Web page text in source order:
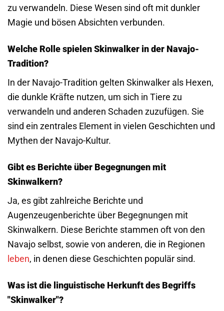
zu verwandeln. Diese Wesen sind oft mit dunkler
Magie und bösen Absichten verbunden.
Welche Rolle spielen Skinwalker in der Navajo-
Tradition?
In der Navajo-Tradition gelten Skinwalker als Hexen,
die dunkle Kräfte nutzen, um sich in Tiere zu
verwandeln und anderen Schaden zuzufügen. Sie
sind ein zentrales Element in vielen Geschichten und
Mythen der Navajo-Kultur.
Gibt es Berichte über Begegnungen mit
Skinwalkern?
Ja, es gibt zahlreiche Berichte und
Augenzeugenberichte über Begegnungen mit
Skinwalkern. Diese Berichte stammen oft von den
Navajo selbst, sowie von anderen, die in Regionen
leben, in denen diese Geschichten populär sind.
Was ist die linguistische Herkunft des Begriffs
"Skinwalker"?